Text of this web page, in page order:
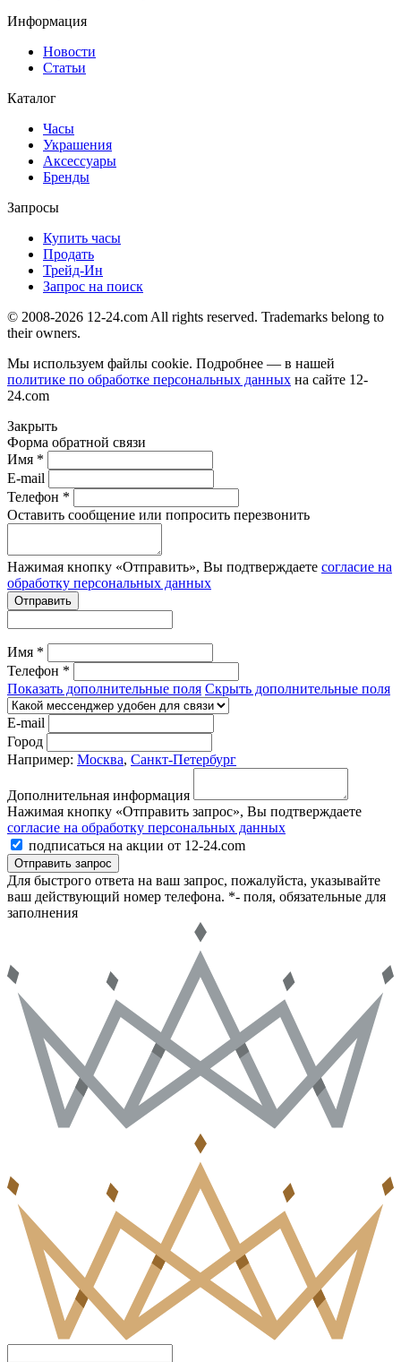
Информация
Новости
Статьи
Каталог
Часы
Украшения
Аксессуары
Бренды
Запросы
Купить часы
Продать
Трейд-Ин
Запрос на поиск
© 2008-2026 12-24.com All rights reserved. Trademarks belong to
their owners.
Мы используем файлы cookie. Подробнее — в нашей
политике по обработке персональных данных на сайте 12-
24.com
Закрыть
Форма обратной связи
Имя *
E-mail
Телефон *
Оставить сообщение или попросить перезвонить
Нажимая кнопку «Отправить», Вы подтверждаете согласие на
обработку персональных данных
Отправить
Имя *
Телефон *
Показать дополнительные поля Скрыть дополнительные поля
E-mail
Город
Например: Москва, Санкт-Петербург
Дополнительная информация
Нажимая кнопку «Отправить запрос», Вы подтверждаете
согласие на обработку персональных данных
подписаться на акции от 12-24.com
Отправить запрос
Для быстрого ответа на ваш запрос, пожалуйста, указывайте
ваш действующий номер телефона. *- поля, обязательные для
заполнения